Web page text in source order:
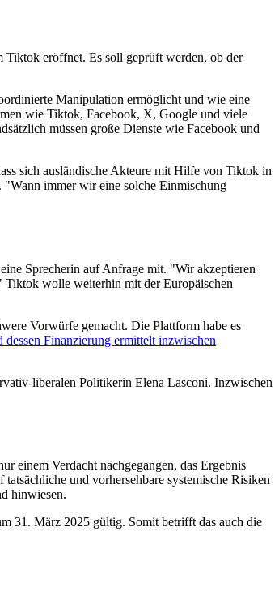
Tiktok eröffnet. Es soll geprüft werden, ob der
Manipulation ermöglicht und wie eine
wie Tiktok, Facebook, X, Google und viele
müssen große Dienste wie Facebook und
sich ausländische Akteure mit Hilfe von Tiktok in
"Wann immer wir eine solche Einmischung
Sprecherin auf Anfrage mit. "Wir akzeptieren
Tiktok wolle weiterhin mit der Europäischen
Vorwürfe gemacht. Die Plattform habe es
Finanzierung ermittelt inzwischen
liberalen Politikerin Elena Lasconi. Inzwischen
einem Verdacht nachgegangen, das Ergebnis
und vorhersehbare systemische Risiken
hinwiesen.
31. März 2025 gültig. Somit betrifft das auch die